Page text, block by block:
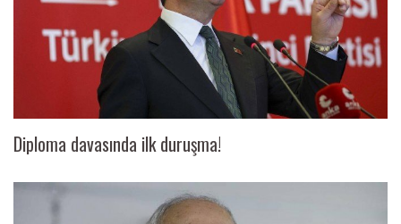
Diploma davasında ilk duruşma!